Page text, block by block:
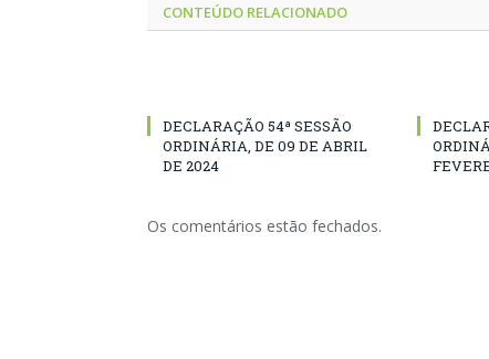
CONTEÚDO RELACIONADO
DECLARAÇÃO 54ª SESSÃO
ORDINÁRIA, DE 09 DE ABRIL
DE 2024
Os comentários estão fechados.